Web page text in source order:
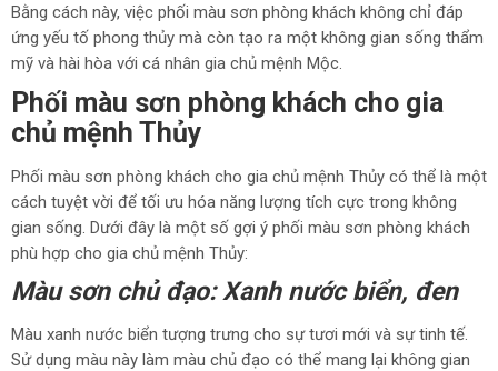
Bằng cách này, việc phối màu sơn phòng khách không chỉ đáp
ứng yếu tố phong thủy mà còn tạo ra một không gian sống thẩm
mỹ và hài hòa với cá nhân gia chủ mệnh Mộc.
Phối màu sơn phòng khách cho gia
chủ mệnh Thủy
Phối màu sơn phòng khách cho gia chủ mệnh Thủy có thể là một
cách tuyệt vời để tối ưu hóa năng lượng tích cực trong không
gian sống. Dưới đây là một số gợi ý phối màu sơn phòng khách
phù hợp cho gia chủ mệnh Thủy:
Màu sơn chủ đạo: Xanh nước biển, đen
Màu xanh nước biển tượng trưng cho sự tươi mới và sự tinh tế.
Sử dụng màu này làm màu chủ đạo có thể mang lại không gian